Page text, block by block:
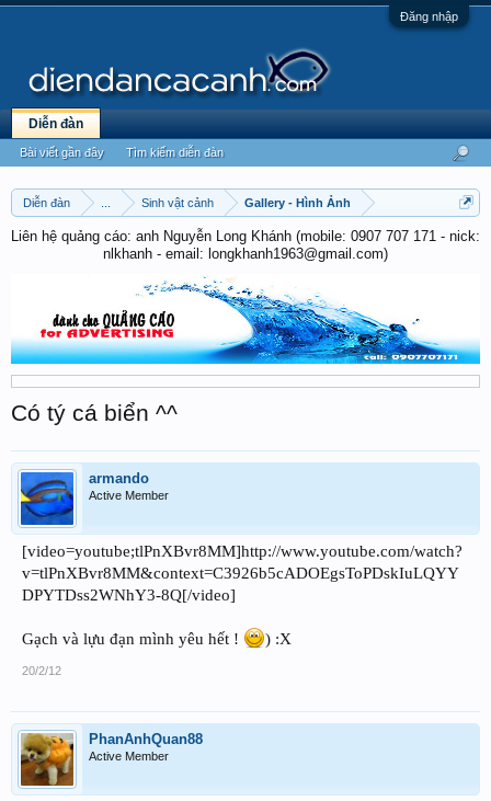
Đăng nhập
Diễn đàn Sinh vật cảnh Gallery - Hình Ảnh
Liên hệ quảng cáo: anh Nguyễn Long Khánh (mobile: 0907 707 171 - nick:
nlkhanh - email: longkhanh1963@gmail.com)
Có tý cá biển ^^
armando
Active Member
[video=youtube;tlPnXBvr8MM]http://www.youtube.com/watch?
v=tlPnXBvr8MM&context=C3926b5cADOEgsToPDskIuLQYY
DPYTDss2WNhY3-8Q[/video]
Gạch và lựu đạn mình yêu hết ! ) :X
20/2/12
PhanAnhQuan88
Active Member
Diễn đàn
Bài viết gần đây Tìm kiếm diễn đàn